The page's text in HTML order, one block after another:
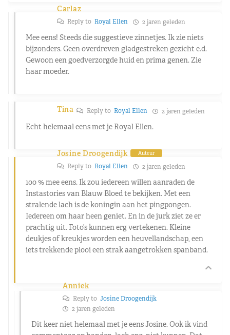
Carlaz
Reply to Royal Ellen 2 jaren geleden
Mee eens! Steeds die suggestieve zinnetjes. Ik zie niets
bijzonders. Geen overdreven gladgestreken gezicht e.d.
Gewoon een goedverzorgde huid en prima genen. Zie
haar moeder.
Tina Reply to Royal Ellen 2 jaren geleden
Echt helemaal eens met je Royal Ellen.
Josine Droogendijk Auteur
Reply to Royal Ellen 2 jaren geleden
100 % mee eens. Ik zou iedereen willen aanraden de
Instastories van Blauw Bloed te bekijken. Met een
stralende lach is de koningin aan het pingpongen.
Iedereen om haar heen geniet. En in de jurk ziet ze er
prachtig uit. Foto’s kunnen erg vertekenen. Kleine
deukjes of kreukjes worden een heuvellandschap, een
iets trekkende plooi een strak aangetrokken spanband.
Anniek
Reply to Josine Droogendijk
2 jaren geleden
Dit keer niet helemaal met je eens Josine. Ook ik vind